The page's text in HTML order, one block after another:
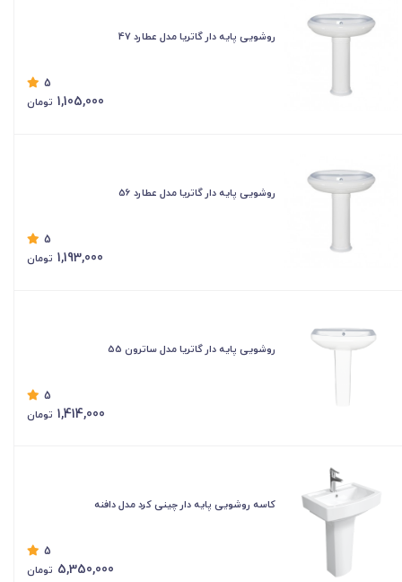
روشویی پایه دار گاتریا مدل عطارد 47
5
1,105,000 تومان
روشویی پایه دار گاتریا مدل عطارد 56
5
1,193,000 تومان
روشویی پایه دار گاتریا مدل ساترون 55
5
1,414,000 تومان
کاسه روشویی پایه دار چینی کرد مدل دافنه
5
5,350,000 تومان